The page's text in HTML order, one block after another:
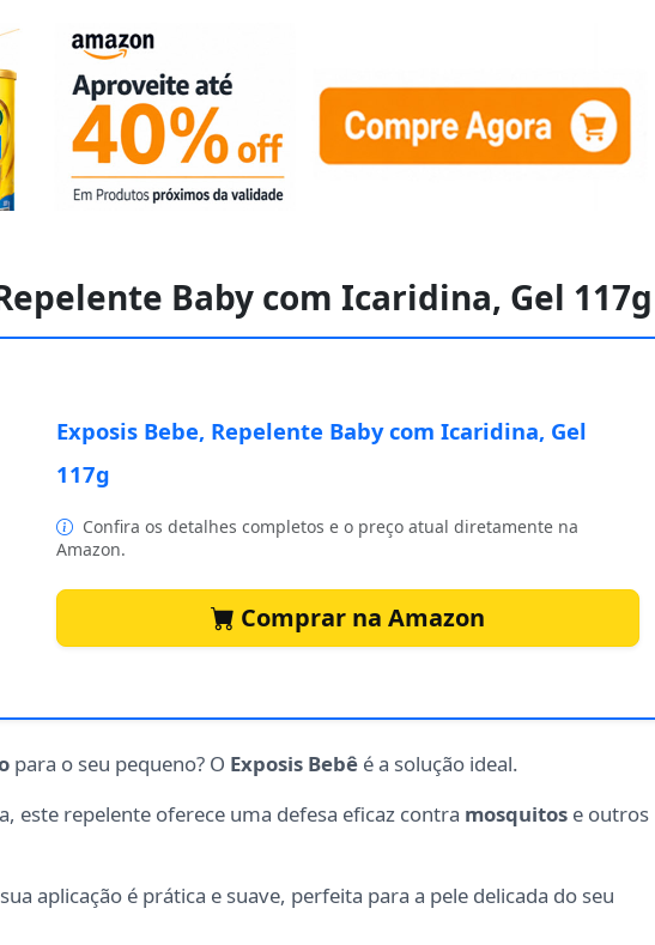
Baby com Icaridina, Gel 117g
Exposis Bebe, Repelente Baby com Icaridina, Gel
117g
Confira os detalhes completos e o preço atual diretamente na
Amazon.
Comprar na Amazon
para o seu pequeno? O Exposis Bebê é a solução ideal.
este repelente oferece uma defesa eficaz contra mosquitos e outros
aplicação é prática e suave, perfeita para a pele delicada do seu